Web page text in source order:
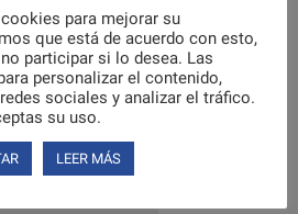
PP
PU
cm
productos
sección de
para mejorar su
que está de acuerdo con esto,
participar si lo desea. Las
personalizar el contenido,
sociales y analizar el tráfico.
su uso.
LEER MÁS